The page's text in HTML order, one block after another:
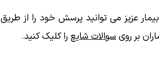
عزیز می توانید پرسش خود را از طریق
بر رویسوالات شایع را کلیک کنید.